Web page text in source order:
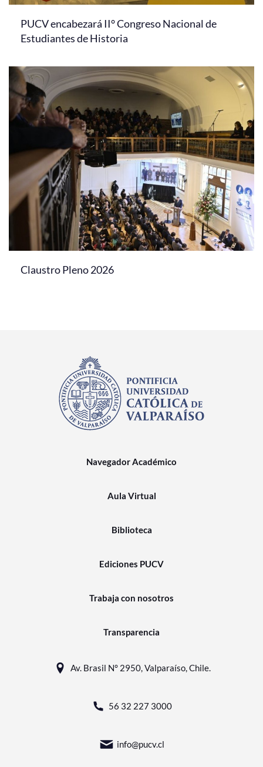
PUCV encabezará II° Congreso Nacional de
Estudiantes de Historia
Claustro Pleno 2026
Navegador Académico
Aula Virtual
Biblioteca
Ediciones PUCV
Trabaja con nosotros
Transparencia
Av. Brasil N° 2950, Valparaíso, Chile.
56 32 227 3000
info@pucv.cl